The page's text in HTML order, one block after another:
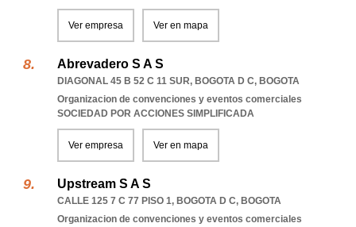
Ver empresa Ver en mapa
Abrevadero S A S
DIAGONAL 45 B 52 C 11 SUR, BOGOTA D C, BOGOTA
Organizacion de convenciones y eventos comerciales
SOCIEDAD POR ACCIONES SIMPLIFICADA
Ver empresa Ver en mapa
Upstream S A S
CALLE 125 7 C 77 PISO 1, BOGOTA D C, BOGOTA
Organizacion de convenciones y eventos comerciales